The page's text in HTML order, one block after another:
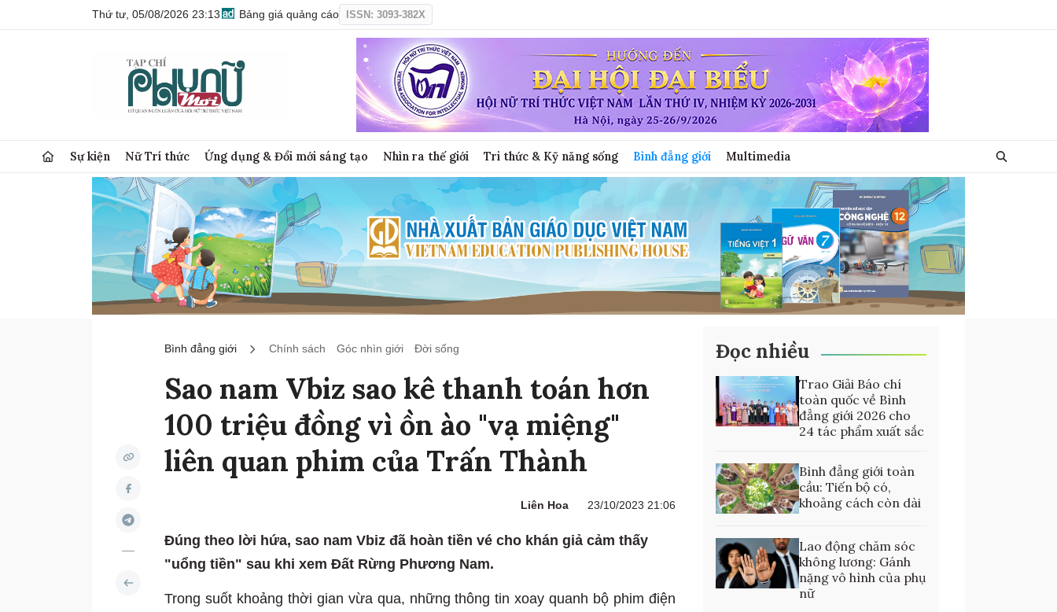
Thứ tư, 05/08/2026 23:13 Bảng giá quảng cáo ISSN: 3093-382X
Sự kiện Nữ Trí thức Ứng dụng & Đổi mới sáng tạo Nhìn ra thế giới Tri thức & Kỹ năng sống Bình đẳng giới Multimedia
Bình đẳng giới Chính sách Góc nhìn giới Đời sống
Sao nam Vbiz sao kê thanh toán hơn
100 triệu đồng vì ồn ào "vạ miệng"
liên quan phim của Trấn Thành
Liên Hoa 23/10/2023 21:06
Đúng theo lời hứa, sao nam Vbiz đã hoàn tiền vé cho khán giả cảm thấy
"uổng tiền" sau khi xem Đất Rừng Phương Nam.
Trong suốt khoảng thời gian vừa qua, những thông tin xoay quanh bộ phim điện
Đọc nhiều
Trao Giải Báo chí
toàn quốc về Bình
đẳng giới 2026 cho
24 tác phẩm xuất sắc
Bình đẳng giới toàn
cầu: Tiến bộ có,
khoảng cách còn dài
Lao động chăm sóc
không lương: Gánh
nặng vô hình của phụ
nữ